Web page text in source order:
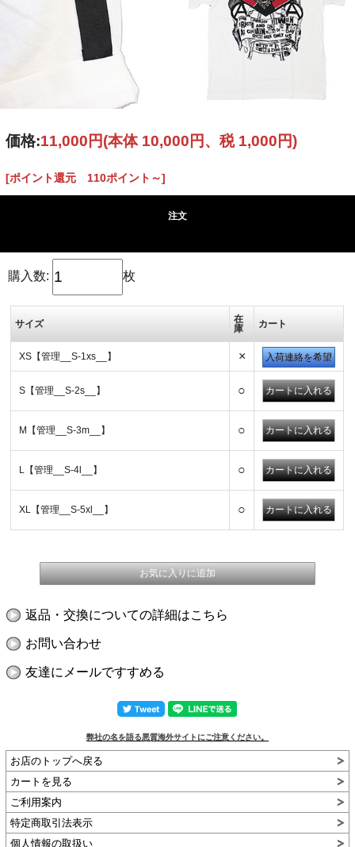
価格:11,000円(本体 10,000円、税 1,000円)
[ポイント還元 110ポイント～]
注文
購入数: 枚
サイズ
在
庫
カート
XS【管理__S-1xs__】 × 入荷連絡を希望
S【管理__S-2s__】 ○
M【管理__S-3m__】 ○
L【管理__S-4l__】 ○
XL【管理__S-5xl__】 ○
返品・交換についての詳細はこちら
お問い合わせ
友達にメールですすめる
弊社の名を語る悪質海外サイトにご注意ください。
お店のトップへ戻る
カートを見る
ご利用案内
特定商取引法表示
個人情報の取扱い